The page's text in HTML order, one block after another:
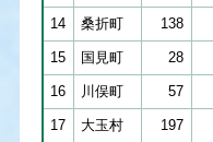
14 桑折町 138
15 国見町 28
16 川俣町 57
17 大玉村 197